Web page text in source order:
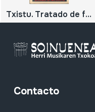
Txistu. Tratado de flauta vasca.
Contacto